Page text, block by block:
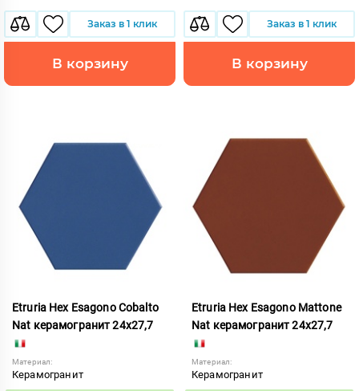
Заказ в 1 клик
В корзину
Заказ в 1 клик
В корзину
Etruria Hex Esagono Cobalto
Nat керамогранит 24x27,7
Материал:
Керамогранит
Etruria Hex Esagono Mattone
Nat керамогранит 24x27,7
Материал:
Керамогранит